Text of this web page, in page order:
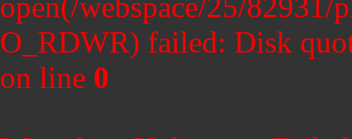
O_RDWR) failed: Disk
on line 0